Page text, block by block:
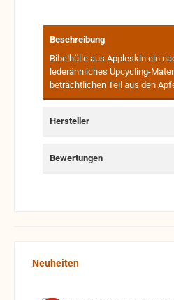
Beschreibung
Bibelhülle aus Appleskin ein
lederähnliches Upcycling-
beträchtlichen Teil aus den
Hersteller
Bewertungen
Produktgalerie überspringen
Neuheiten